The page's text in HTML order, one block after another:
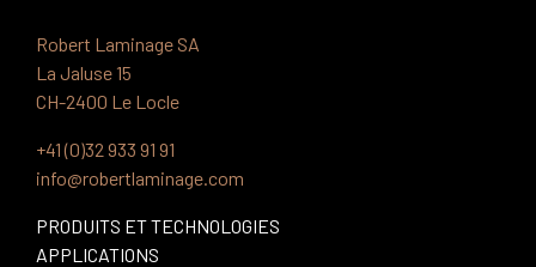
Robert Laminage SA
La Jaluse 15
CH-2400 Le Locle
+41 (0)32 933 91 91
info@robertlaminage.com
PRODUITS ET TECHNOLOGIES
APPLICATIONS